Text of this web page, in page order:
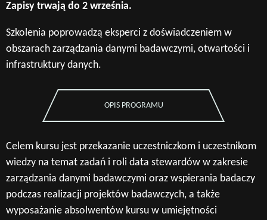
Zapisy trwają do 2 września.
Szkolenia poprowadzą eksperci z doświadczeniem w
obszarach zarządzania danymi badawczymi, otwartości i
infrastruktury danych.
OPIS PROGRAMU
Celem kursu jest przekazanie uczestniczkom i uczestnikom
wiedzy na temat zadań i roli data stewardów w zakresie
zarządzania danymi badawczymi oraz wspierania badaczy
podczas realizacji projektów badawczych, a także
wyposażanie absolwentów kursu w umiejętności